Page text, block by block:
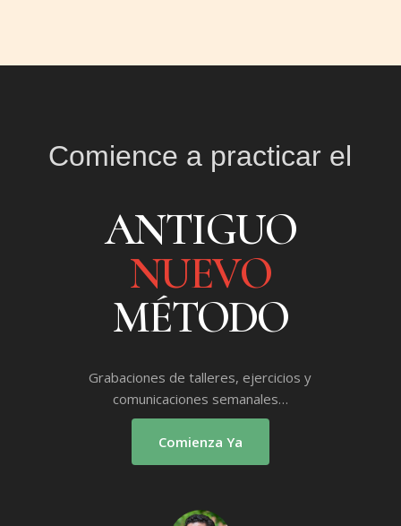
Comience a practicar el
ANTIGUO
NUEVO
MÉTODO
Grabaciones de talleres, ejercicios y
comunicaciones semanales…
Comienza Ya